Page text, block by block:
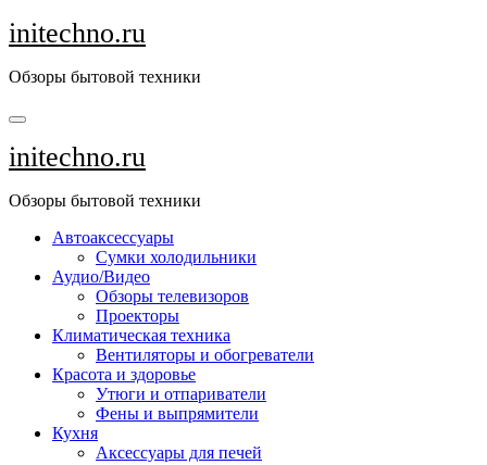
Перейти
к
initechno.ru
Обзоры бытовой техники
initechno.ru
Обзоры бытовой техники
Автоаксессуары
Сумки холодильники
Аудио/Видео
Обзоры телевизоров
Проекторы
Климатическая техника
Вентиляторы и обогреватели
Красота и здоровье
Утюги и отпариватели
Фены и выпрямители
Кухня
Аксессуары для печей